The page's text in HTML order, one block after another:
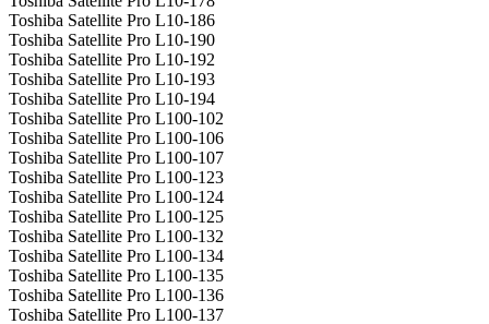
Toshiba Satellite Pro L10-186
Toshiba Satellite Pro L10-190
Toshiba Satellite Pro L10-192
Toshiba Satellite Pro L10-193
Toshiba Satellite Pro L10-194
Toshiba Satellite Pro L100-102
Toshiba Satellite Pro L100-106
Toshiba Satellite Pro L100-107
Toshiba Satellite Pro L100-123
Toshiba Satellite Pro L100-124
Toshiba Satellite Pro L100-125
Toshiba Satellite Pro L100-132
Toshiba Satellite Pro L100-134
Toshiba Satellite Pro L100-135
Toshiba Satellite Pro L100-136
Toshiba Satellite Pro L100-137